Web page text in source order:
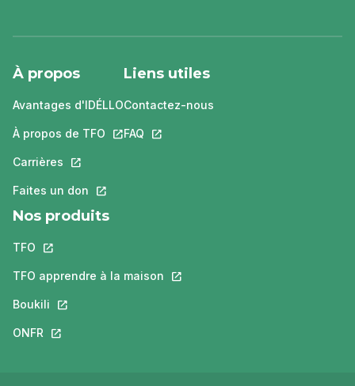
À propos
Avantages d'IDÉLLO
À propos de TFO Ce lien s'ouvrira dans un nouvel onglet.
Carrières Ce lien s'ouvrira dans un nouvel onglet.
Faites un don Ce lien s'ouvrira dans un nouvel onglet.
Liens utiles
Contactez-nous
FAQ Ce lien s'ouvrira dans un nouvel
Nos produits
TFO Ce lien s'ouvrira dans un nouvel onglet.
TFO apprendre à la maison Ce lien s'ouvrira dans un nouvel
Boukili Ce lien s'ouvrira dans un nouvel onglet.
ONFR Ce lien s'ouvrira dans un nouvel onglet.